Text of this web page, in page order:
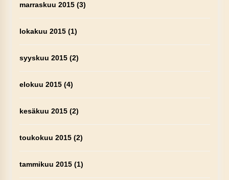
marraskuu 2015(3)
lokakuu 2015(1)
syyskuu 2015(2)
elokuu 2015(4)
kesäkuu 2015(2)
toukokuu 2015(2)
tammikuu 2015(1)